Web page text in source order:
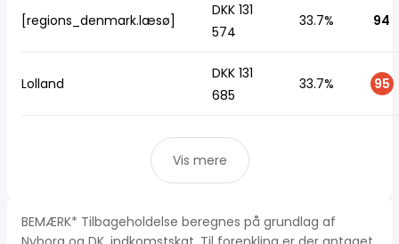
[regions_denmark.læsø]
DKK 131
574
33.7% 94
Lolland
DKK 131
685
33.7% 95
Vis mere
BEMÆRK* Tilbageholdelse beregnes på grundlag af